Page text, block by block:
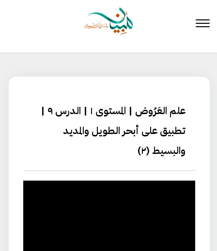
المحتوى
علم العَرُوض | المستوى ١ | الدرس ٩ |
تطبيق على أبحر الطويل والمديد
والبسيط (۲)